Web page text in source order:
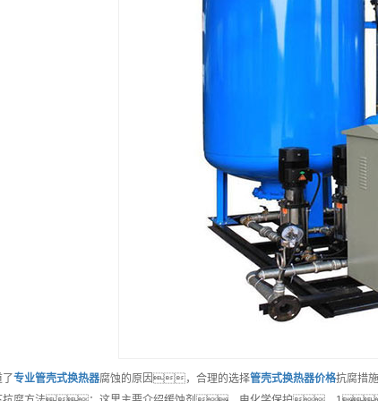
专业管壳式换热器腐蚀的原因，合理的选择管壳式换热器价格抗腐措